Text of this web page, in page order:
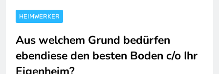
HEIMWERKER
Aus welchem Grund bedürfen
ebendiese den besten Boden c/o Ihr